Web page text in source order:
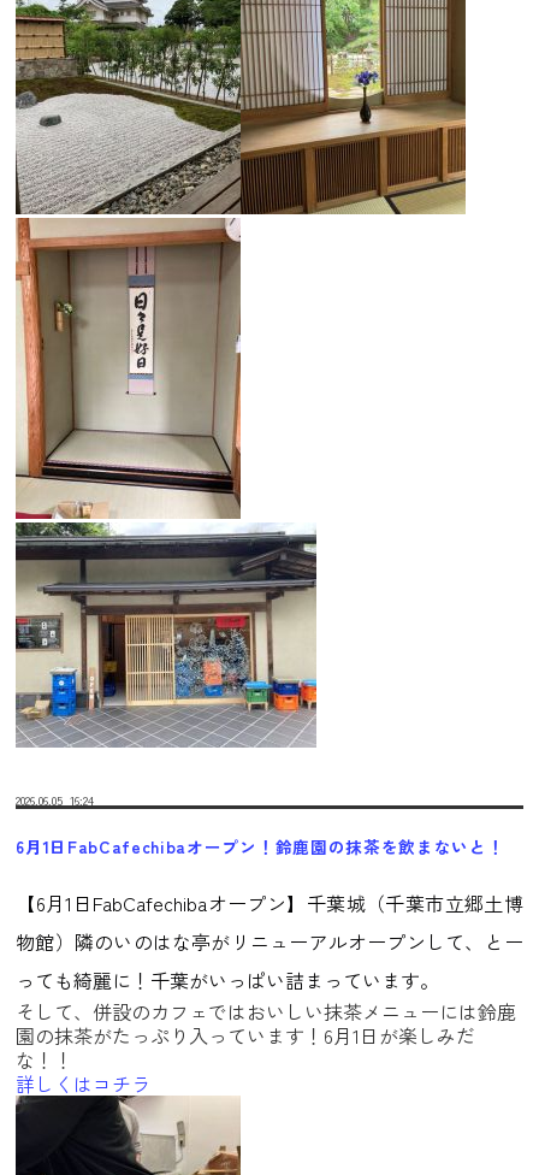
2026.06.05 16:24
6月1日FabCafechibaオープン！鈴鹿園の抹茶を飲まないと！
【6月1日FabCafechibaオープン】千葉城（千葉市立郷土博
物館）隣のいのはな亭がリニューアルオープンして、とー
っても綺麗に！ 千葉がいっぱい詰まっています。
そして、併設のカフェではおいしい抹茶メニューには鈴鹿
園の抹茶がたっぷり入っています！6月1日が楽しみだ
な！！
詳しくはコチラ